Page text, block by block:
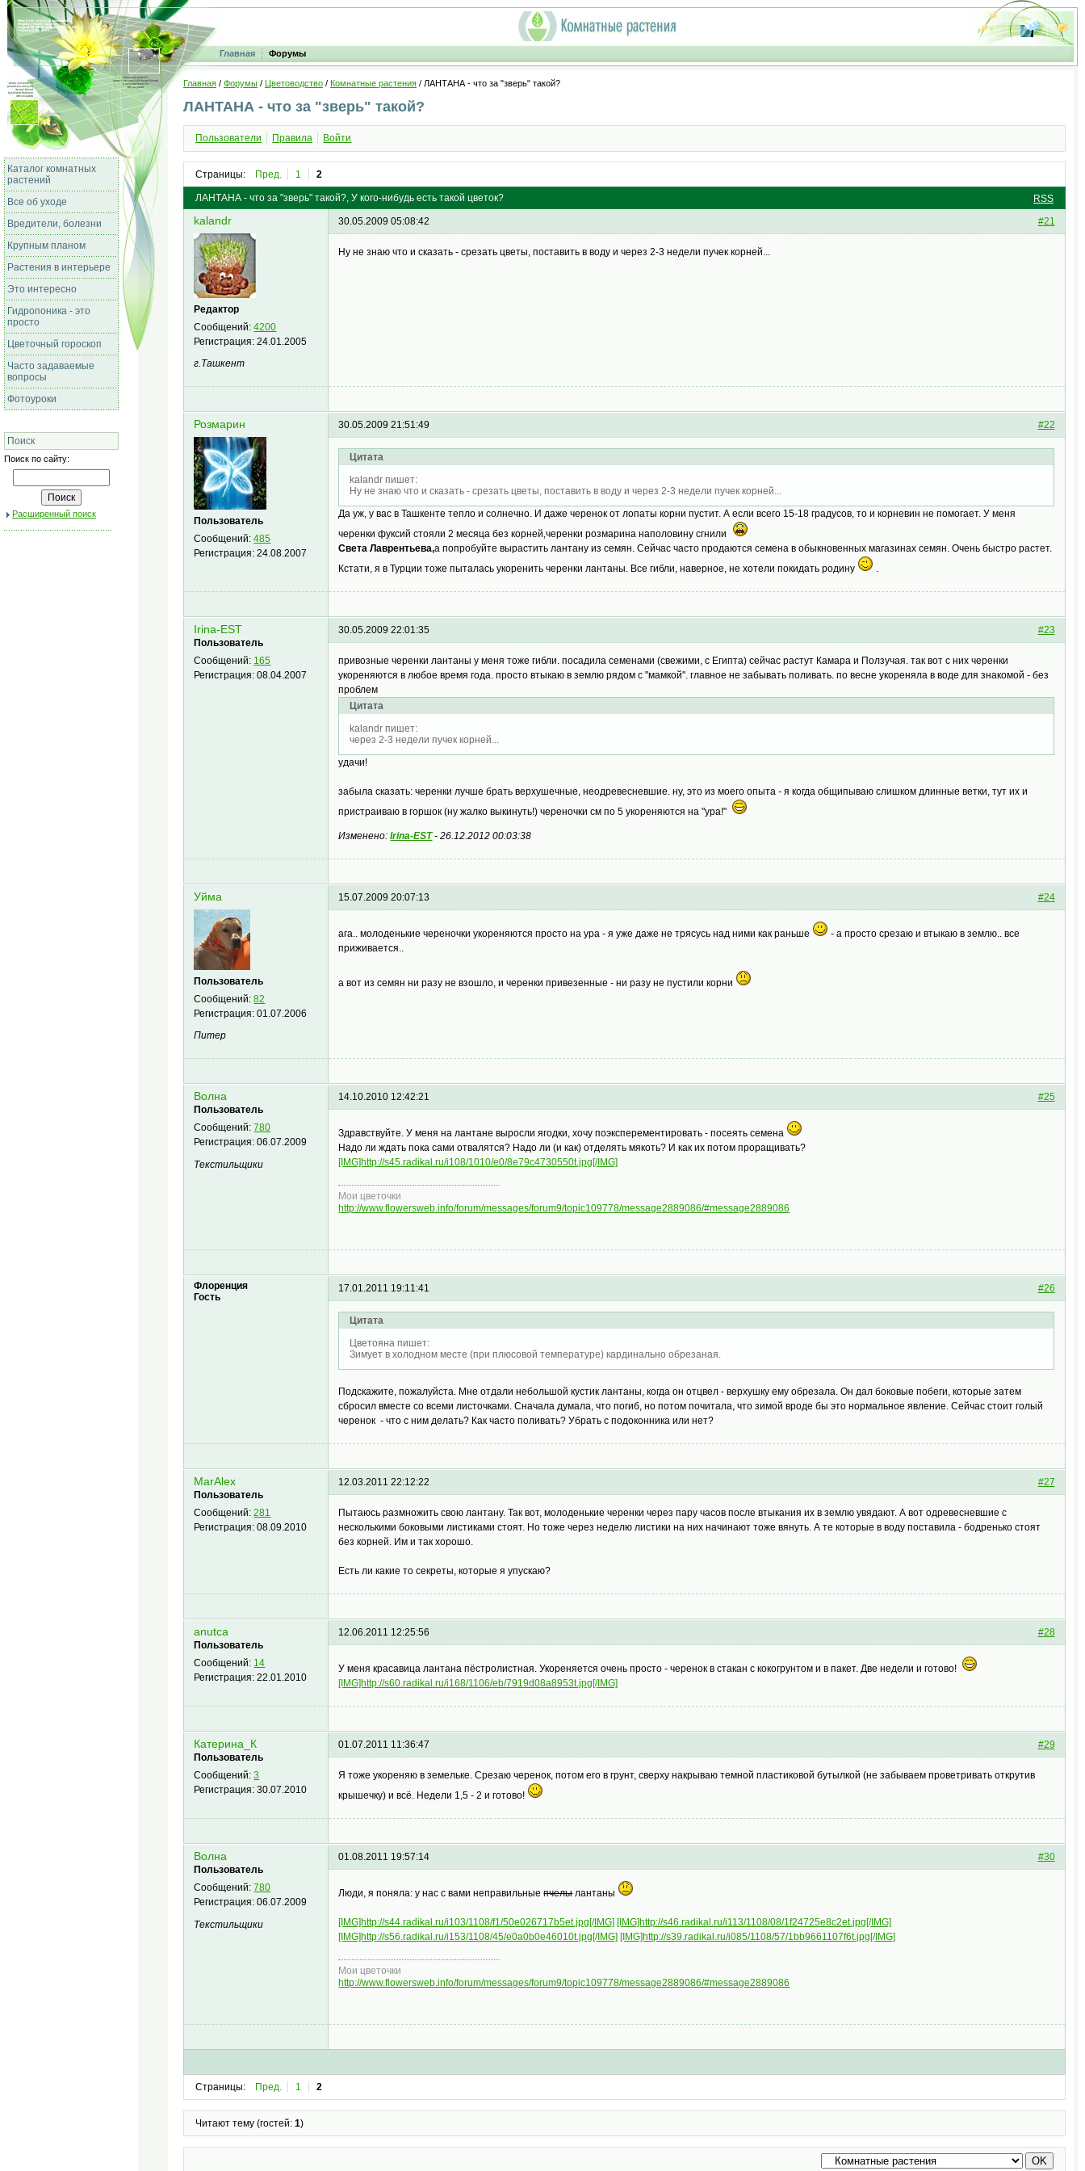
Главная Форумы
Каталог комнатных
растений
Все об уходе
Вредители, болезни
Крупным планом
Растения в интерьере
Это интересно
Гидропоника - это
просто
Цветочный гороскоп
Часто задаваемые
вопросы
Фотоуроки
Поиск
Поиск по сайту:
Расширенный поиск
Главная / Форумы / Цветоводство / Комнатные растения / ЛАНТАНА - что за "зверь" такой?
ЛАНТАНА - что за "зверь" такой?
Пользователи Правила Войти
Страницы: Пред. 1 2
RSS
ЛАНТАНА - что за "зверь" такой?, У кого-нибудь есть такой цветок?
kalandr
Редактор
Сообщений:4200
Регистрация:24.01.2005
г.Ташкент
#21
30.05.2009 05:08:42
Ну не знаю что и сказать - срезать цветы, поставить в воду и через 2-3 недели пучек корней...
Розмарин
Пользователь
Сообщений:485
Регистрация:24.08.2007
#22
30.05.2009 21:51:49
Цитата
kalandr пишет:
Ну не знаю что и сказать - срезать цветы, поставить в воду и через 2-3 недели пучек корней...
Да уж, у вас в Ташкенте тепло и солнечно. И даже черенок от лопаты корни пустит. А если всего 15-18 градусов, то и корневин не помогает. У меня
черенки фуксий стояли 2 месяца без корней,черенки розмарина наполовину сгнили
Света Лаврентьева,а попробуйте вырастить лантану из семян. Сейчас часто продаются семена в обыкновенных магазинах семян. Очень быстро растет.
Кстати, я в Турции тоже пыталась укоренить черенки лантаны. Все гибли, наверное, не хотели покидать родину
.
Irina-EST
Пользователь
Сообщений: 165
Регистрация:08.04.2007
#23
30.05.2009 22:01:35
привозные черенки лантаны у меня тоже гибли. посадила семенами (свежими, с Египта) сейчас растут Камара и Ползучая. так вот с них черенки
укореняются в любое время года. просто втыкаю в землю рядом с "мамкой". главное не забывать поливать. по весне укореняла в воде для знакомой - без
проблем
Цитата
kalandr пишет:
через 2-3 недели пучек корней...
удачи!
забыла сказать: черенки лучше брать верхушечные, неодревесневшие. ну, это из моего опыта - я когда общипываю слишком длинные ветки, тут их и
пристраиваю в горшок (ну жалко выкинуть!) череночки см по 5 укореняются на "ура!"
Изменено:Irina-EST-26.12.2012 00:03:38
Уйма
Пользователь
Сообщений:82
Регистрация:01.07.2006
Питер
#24
15.07.2009 20:07:13
ага.. молоденькие череночки укореняются просто на ура - я уже даже не трясусь над ними как раньше
- а просто срезаю и втыкаю в землю.. все
приживается..
а вот из семян ни разу не взошло, и черенки привезенные - ни разу не пустили корни
Волна
Пользователь
Сообщений:780
Регистрация:06.07.2009
Текстильщики
#25
14.10.2010 12:42:21
Здравствуйте. У меня на лантане выросли ягодки, хочу поэксперементировать - посеять семена
Надо ли ждать пока сами отвалятся? Надо ли (и как) отделять мякоть? И как их потом проращивать?
[IMG]http://s45.radikal.ru/i108/1010/e0/8e79c4730550t.jpg[/IMG]
Мои цветочки
http://www.flowersweb.info/forum/messages/forum9/topic109778/message2889086/#message2889086
Флоренция
Гость
#26
17.01.2011 19:11:41
Цитата
Цветояна пишет:
Зимует в холодном месте (при плюсовой температуре) кардинально обрезаная.
Подскажите, пожалуйста. Мне отдали небольшой кустик лантаны, когда он отцвел - верхушку ему обрезала. Он дал боковые побеги, которые затем
сбросил вместе со всеми листочками. Сначала думала, что погиб, но потом почитала, что зимой вроде бы это нормальное явление. Сейчас стоит голый
черенок - что с ним делать? Как часто поливать? Убрать с подоконника или нет?
MarAlex
Пользователь
Сообщений:281
Регистрация:08.09.2010
#27
12.03.2011 22:12:22
Пытаюсь размножить свою лантану. Так вот, молоденькие черенки через пару часов после втыкания их в землю увядают. А вот одревесневшие с
несколькими боковыми листиками стоят. Но тоже через неделю листики на них начинают тоже вянуть. А те которые в воду поставила - бодренько стоят
без корней. Им и так хорошо.
Есть ли какие то секреты, которые я упускаю?
anutca
Пользователь
Сообщений: 14
Регистрация:22.01.2010
#28
12.06.2011 12:25:56
У меня красавица лантана пёстролистная. Укореняется очень просто - черенок в стакан с кокогрунтом и в пакет. Две недели и готово!
[IMG]http://s60.radikal.ru/i168/1106/eb/7919d08a8953t.jpg[/IMG]
Катерина_К
Пользователь
Сообщений:3
Регистрация:30.07.2010
#29
01.07.2011 11:36:47
Я тоже укореняю в земельке. Срезаю черенок, потом его в грунт, сверху накрываю темной пластиковой бутылкой (не забываем проветривать открутив
крышечку) и всё. Недели 1,5 - 2 и готово!
Волна
Пользователь
Сообщений:780
Регистрация:06.07.2009
Текстильщики
#30
01.08.2011 19:57:14
Люди, я поняла: у нас с вами неправильныепчелылантаны
[IMG]http://s44.radikal.ru/i103/1108/f1/50e026717b5et.jpg[/IMG] [IMG]http://s46.radikal.ru/i113/1108/08/1f24725e8c2et.jpg[/IMG]
[IMG]http://s56.radikal.ru/i153/1108/45/e0a0b0e46010t.jpg[/IMG] [IMG]http://s39.radikal.ru/i085/1108/57/1bb9661107f6t.jpg[/IMG]
Мои цветочки
http://www.flowersweb.info/forum/messages/forum9/topic109778/message2889086/#message2889086
Страницы: Пред. 1 2
Читают тему (гостей: 1)